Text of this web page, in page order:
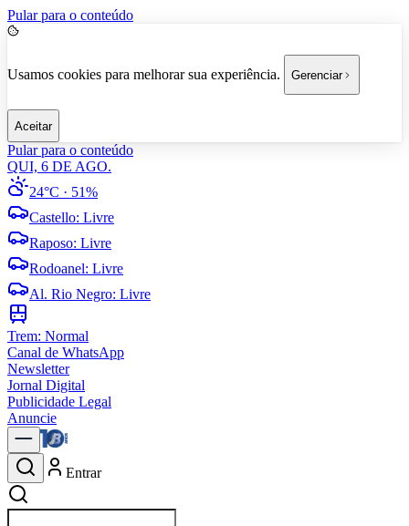
Pular para o conteúdo
Usamos cookies para melhorar sua experiência. Gerenciar
Aceitar
Pular para o conteúdo
QUI, 6 DE AGO.
24°C · 51%
Castello: Livre
Raposo: Livre
Rodoanel: Livre
Al. Rio Negro: Livre
Trem: Normal
Canal de WhatsApp
Newsletter
Jornal Digital
Publicidade Legal
Anuncie
Entrar